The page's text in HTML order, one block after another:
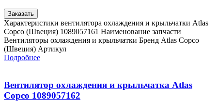
Заказать
Характеристики вентилятора охлаждения и крыльчатки Atlas
Copco (Швеция) 1089057161 Наименование запчасти
Вентиляторы охлаждения и крыльчатки Бренд Atlas Copco
(Швеция) Артикул
Подробнее
Вентилятор охлаждения и крыльчатка Atlas
Copco 1089057162